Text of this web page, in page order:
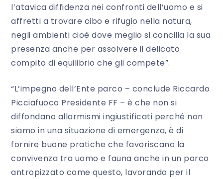
l’atavica diffidenza nei confronti dell’uomo e si
affretti a trovare cibo e rifugio nella natura,
negli ambienti cioè dove meglio si concilia la sua
presenza anche per assolvere il delicato
compito di equilibrio che gli compete”.
“L’impegno dell’Ente parco – conclude Riccardo
Picciafuoco Presidente FF – è che non si
diffondano allarmismi ingiustificati perché non
siamo in una situazione di emergenza, è di
fornire buone pratiche che favoriscano la
convivenza tra uomo e fauna anche in un parco
antropizzato come questo, lavorando per il